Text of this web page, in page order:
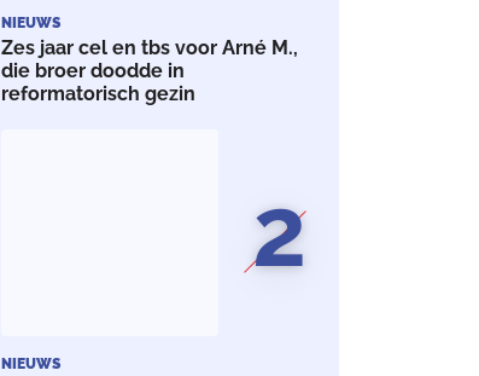
NIEUWS
Zes jaar cel en tbs voor Arné M.,
die broer doodde in
reformatorisch gezin
2
NIEUWS